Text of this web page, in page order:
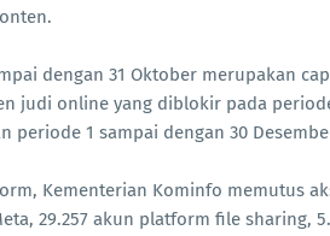
dengan 31 Oktober merupakan
judi online yang diblokir pada
periode 1 sampai dengan 30
Kementerian Kominfo memutus
29.257 akun platform file sharing,